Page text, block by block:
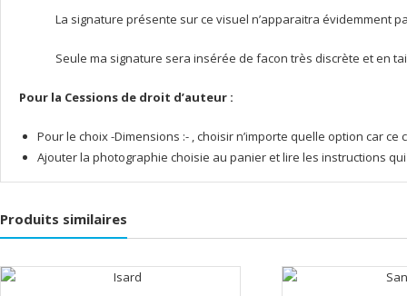
La signature présente sur ce visuel n’apparaitra évidemment
Seule ma signature sera insérée de facon très discrète et en
Pour la Cessions de droit d’auteur :
Pour le choix -Dimensions :- , choisir n’importe quelle option car
Ajouter la photographie choisie au panier et lire les instructions
Produits similaires